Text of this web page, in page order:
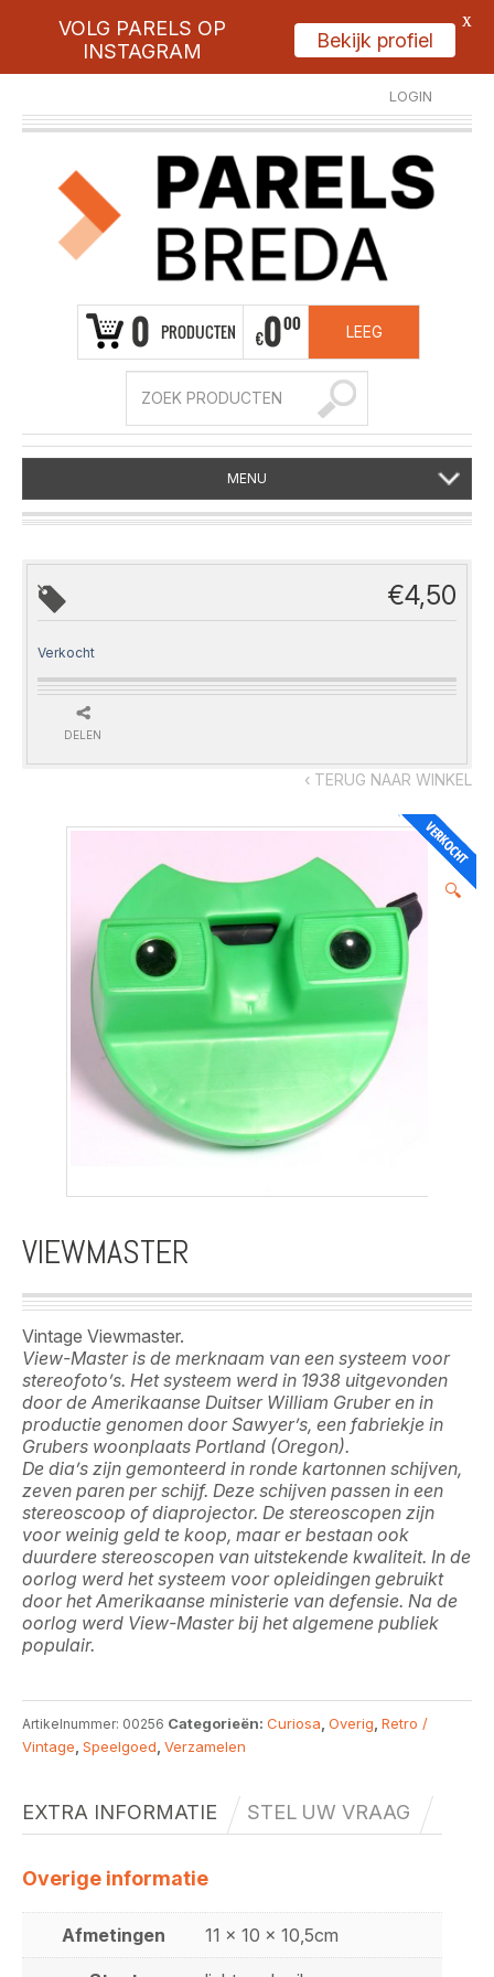
LOGIN
REGISTREER
0 PRODUCTEN €000 LEEG
MENU
‹ TERUG NAAR WINKEL
🔍
VIEWMASTER
Vintage Viewmaster.
View-Master is de merknaam van een systeem voor
stereofoto’s. Het systeem werd in 1938 uitgevonden
door de Amerikaanse Duitser William Gruber en in
productie genomen door Sawyer’s, een fabriekje in
Grubers woonplaats Portland (Oregon).
De dia’s zijn gemonteerd in ronde kartonnen schijven,
zeven paren per schijf. Deze schijven passen in een
stereoscoop of diaprojector. De stereoscopen zijn
voor weinig geld te koop, maar er bestaan ook
duurdere stereoscopen van uitstekende kwaliteit. In de
oorlog werd het systeem voor opleidingen gebruikt
door het Amerikaanse ministerie van defensie. Na de
oorlog werd View-Master bij het algemene publiek
populair.
Artikelnummer: 00256 Categorieën: Curiosa Overig Retro /
Vintage Speelgoed Verzamelen
EXTRA INFORMATIE STEL UW VRAAG
Overige informatie
Afmetingen 11 x 10 x 10,5cm
€4,50
Verkocht
DELEN
VOLG PARELS OP
INSTAGRAM
Bekijk profiel
X